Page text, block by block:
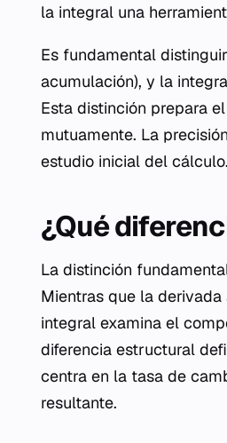
la integral una
Es fundamental
acumulación), y la
Esta distinción prepara
mutuamente. La
estudio inicial del cálculo.
¿Qué
La distinción
Mientras que la
integral examina el
diferencia estructural
centra en la tasa de
resultante.